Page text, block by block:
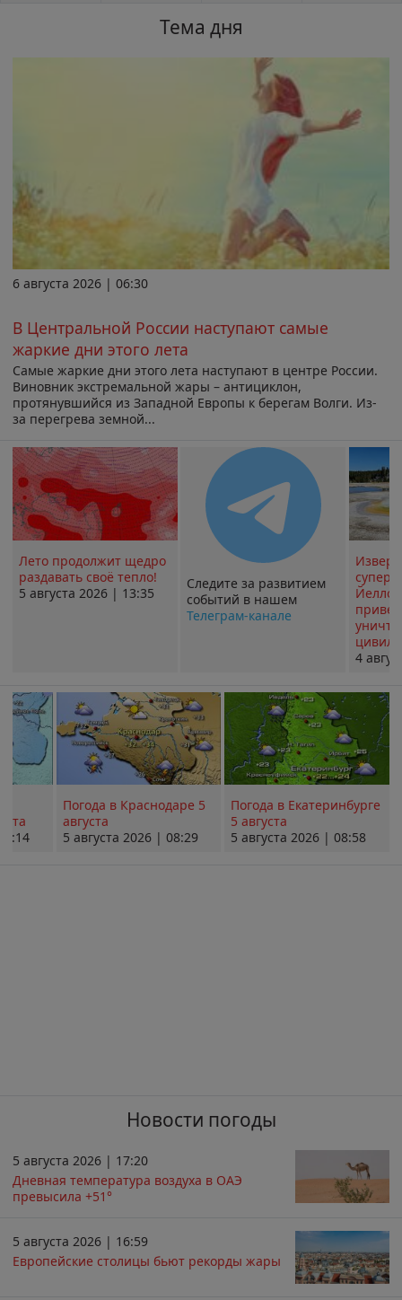
Тема дня
6 августа 2026 | 06:30
В Центральной России наступают самые
жаркие дни этого лета
Самые жаркие дни этого лета наступают в центре России.
Виновник экстремальной жары – антициклон,
протянувшийся из Западной Европы к берегам Волги. Из-
за перегрева земной...
Лето продолжит щедро
раздавать своё тепло!
5 августа 2026 | 13:35
Следите за развитием
событий в нашем
Телеграм-канале
4
Погода в Краснодаре 5
августа
5 августа 2026 | 08:29
Погода в Екатеринбурге
5 августа
5 августа 2026 | 08:58
Новости погоды
5 августа 2026 | 17:20
Дневная температура воздуха в ОАЭ
превысила +51°
5 августа 2026 | 16:59
Европейские столицы бьют рекорды жары